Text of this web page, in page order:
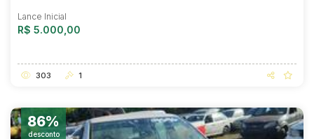
Lance Inicial
R$ 5.000,00
303 1
86%
desconto